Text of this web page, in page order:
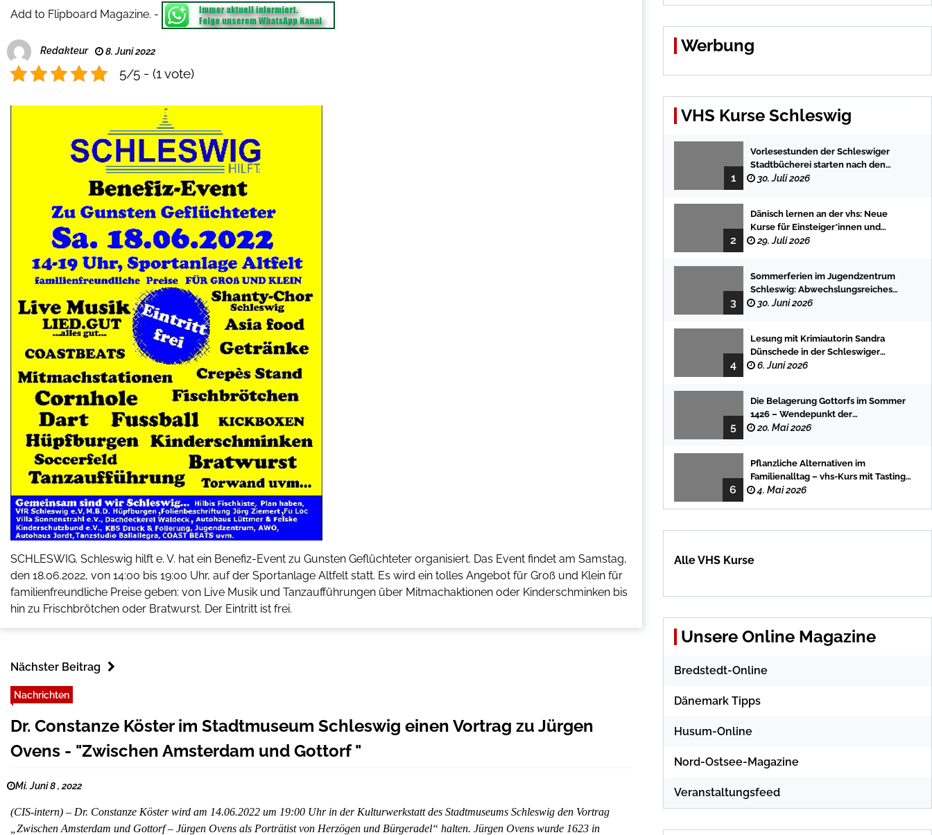
Add to Flipboard Magazine. -
Redakteur 8. Juni 2022
5/5 - (1 vote)
SCHLESWIG. Schleswig hilft e. V. hat ein Benefiz-Event zu Gunsten Geflüchteter organisiert. Das Event findet am Samstag,
den 18.06.2022, von 14:00 bis 19:00 Uhr, auf der Sportanlage Altfelt statt. Es wird ein tolles Angebot für Groß und Klein für
familienfreundliche Preise geben: von Live Musik und Tanzaufführungen über Mitmachaktionen oder Kinderschminken bis
hin zu Frischbrötchen oder Bratwurst. Der Eintritt ist frei.
Nächster Beitrag
Nachrichten
Dr. Constanze Köster im Stadtmuseum Schleswig einen Vortrag zu Jürgen
Ovens - "Zwischen Amsterdam und Gottorf "
Mi. Juni 8 , 2022
(CIS-intern) – Dr. Constanze Köster wird am 14.06.2022 um 19:00 Uhr in der Kulturwerkstatt des Stadtmuseums Schleswig den Vortrag
„Zwischen Amsterdam und Gottorf – Jürgen Ovens als Porträtist von Herzögen und Bürgeradel“ halten. Jürgen Ovens wurde 1623 in
Werbung
VHS Kurse Schleswig
1
Vorlesestunden der Schleswiger
Stadtbücherei starten nach den
Sommerferien mit spannenden
30. Juli 2026
2
Dänisch lernen an der vhs: Neue
Kurse für Einsteiger*innen und
Fortgeschrittene
29. Juli 2026
3
Sommerferien im Jugendzentrum
Schleswig: Abwechslungsreiches
Programm für Kinder und Jugendliche
30. Juni 2026
4
Lesung mit Krimiautorin Sandra
Dünschede in der Schleswiger
Stadtbücherei
6. Juni 2026
5
Die Belagerung Gottorfs im Sommer
1426 – Wendepunkt der
Landesgeschichte
20. Mai 2026
6
Pflanzliche Alternativen im
Familienalltag – vhs-Kurs mit Tasting
und einfachen DIY-Rezepten
4. Mai 2026
Alle VHS Kurse
Unsere Online Magazine
Bredstedt-Online
Dänemark Tipps
Husum-Online
Nord-Ostsee-Magazine
Veranstaltungsfeed